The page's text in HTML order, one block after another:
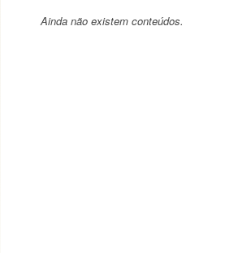
Ainda não existem conteúdos.